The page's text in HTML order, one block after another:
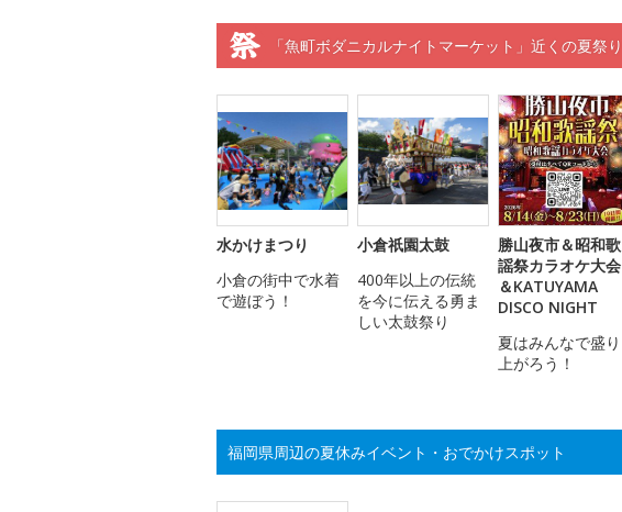
「魚町ボダニカルナイトマーケット」近くの夏祭り
水かけまつり
小倉の街中で水着
で遊ぼう！
小倉祇園太鼓
400年以上の伝統
を今に伝える勇ま
しい太鼓祭り
勝山夜市＆昭和歌
謡祭カラオケ大会
＆KATUYAMA
DISCO NIGHT
夏はみんなで盛り
上がろう！
福岡県周辺の夏休みイベント・おでかけスポット